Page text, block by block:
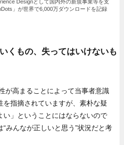
Designとして国内外の新規事業等を支
」が世界で6,000万ダウンロードを記録
くもの、失ってはいけないも
高まることによって当事者意識
を指摘されていますが、素朴な疑
い」ということにはならないので
みんなが正しいと思う”状況だと考